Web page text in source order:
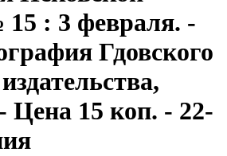
: 3 февраля. -
Гдовского
Цена 15 коп. - 22-